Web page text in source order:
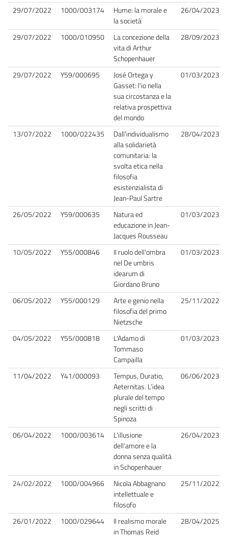
29/07/2022 1000/003174
Hume: la morale e
la società
26/04/2023
29/07/2022 1000/010950
La concezione della
vita di Arthur
Schopenhauer
28/09/2023
29/07/2022 Y59/000695
José Ortega y
Gasset: l'io nella
sua circostanza e la
relativa prospettiva
del mondo
01/03/2023
13/07/2022 1000/022435
Dall'individualismo
alla solidarietà
comunitaria: la
svolta etica nella
filosofia
esistenzialista di
Jean-Paul Sartre
28/04/2023
26/05/2022 Y59/000635
Natura ed
educazione in Jean-
Jacques Rousseau
01/03/2023
10/05/2022 Y55/000846
Il ruolo dell'ombra
nel De umbris
idearum di
Giordano Bruno
01/03/2023
06/05/2022 Y55/000129
Arte e genio nella
filosofia del primo
Nietzsche
25/11/2022
04/05/2022 Y55/000818
L'Adamo di
Tommaso
Campailla
01/03/2023
11/04/2022 Y41/000093
Tempus, Duratio,
Aeternitas. L'idea
plurale del tempo
negli scritti di
Spinoza
06/06/2023
06/04/2022 1000/003614
L'illusione
dell'amore e la
donna senza qualità
in Schopenhauer
26/04/2023
24/02/2022 1000/004966
Nicola Abbagnano
intellettuale e
filosofo
25/11/2022
26/01/2022 1000/029644
Il realismo morale
in Thomas Reid
28/04/2025